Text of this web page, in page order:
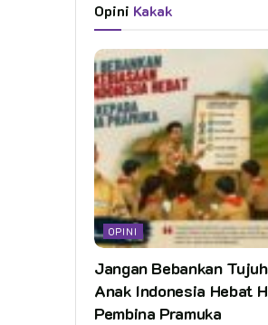
Opini Kakak
OPINI
Jangan Bebankan
Anak Indonesia Hebat
Pembina Pramuka